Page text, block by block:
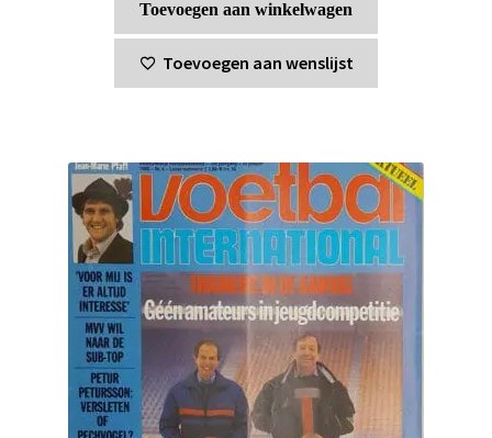
Toevoegen aan winkelwagen
Toevoegen aan wenslijst